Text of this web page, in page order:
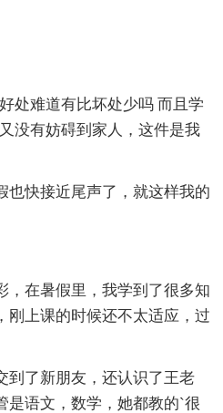
处难道有比坏处少吗 而且学
没有妨碍到家人，这件是我
也快接近尾声了，就这样我的
，在暑假里，我学到了很多知
刚上课的时候还不太适应，过
到了新朋友，还认识了王老
是语文，数学，她都教的`很